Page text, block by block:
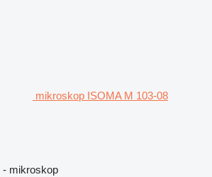
mikroskop ISOMA M 103-08
- mikroskop